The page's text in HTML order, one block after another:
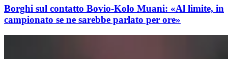
Borghi sul contatto Bovio-Kolo Muani: «Al limite, in
campionato se ne sarebbe parlato per ore»